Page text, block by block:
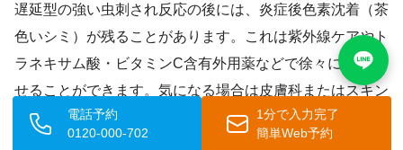
遅延型の強い虫刺され反応の後には、炎症後色素沈着（茶
色いシミ）が残ることがあります。これは紫外線ケアやト
ラネキサム酸・ビタミンC含有外用薬などで徐々に改善さ
せることができます。気になる場合は皮膚科またはスキン
ケアに対応したクリニックに相談しましょう。
電話予約
0120-000-702
1分で入力完了
簡単Web予約